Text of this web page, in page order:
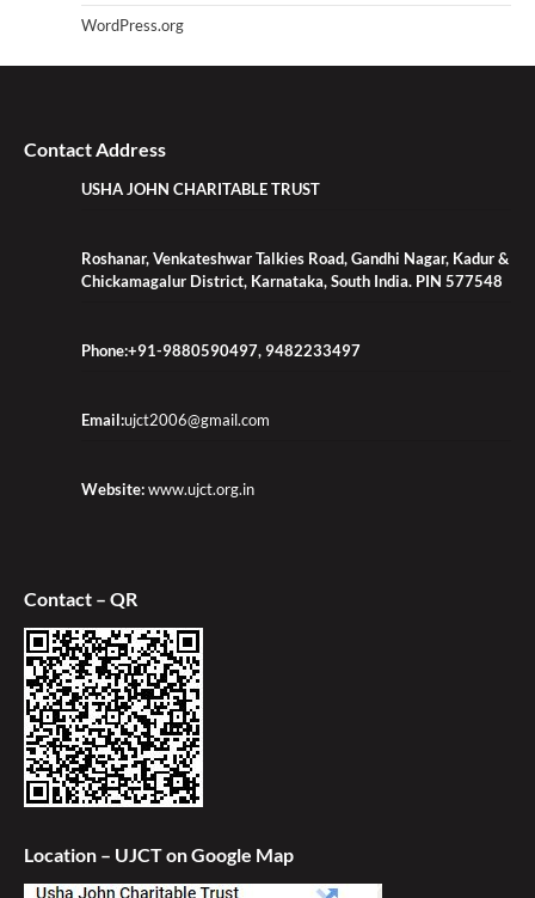
WordPress.org
Contact Address
USHA JOHN CHARITABLE TRUST
Roshanar, Venkateshwar Talkies Road, Gandhi Nagar, Kadur &
Chickamagalur District, Karnataka, South India. PIN 577548
Phone:+91-9880590497, 9482233497
Email:ujct2006@gmail.com
Website:www.ujct.org.in
Contact – QR
Location – UJCT on Google Map